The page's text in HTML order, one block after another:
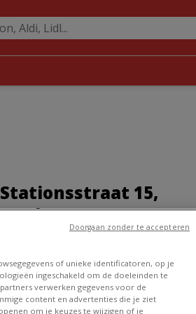
15,
of unieke identificatoren, op je
ingeschakeld om de doeleinden te
verwerken gegevens voor de
content en advertenties die je ziet
om je keuzes te wijzigen of je
Doorgaan zonder te accepteren